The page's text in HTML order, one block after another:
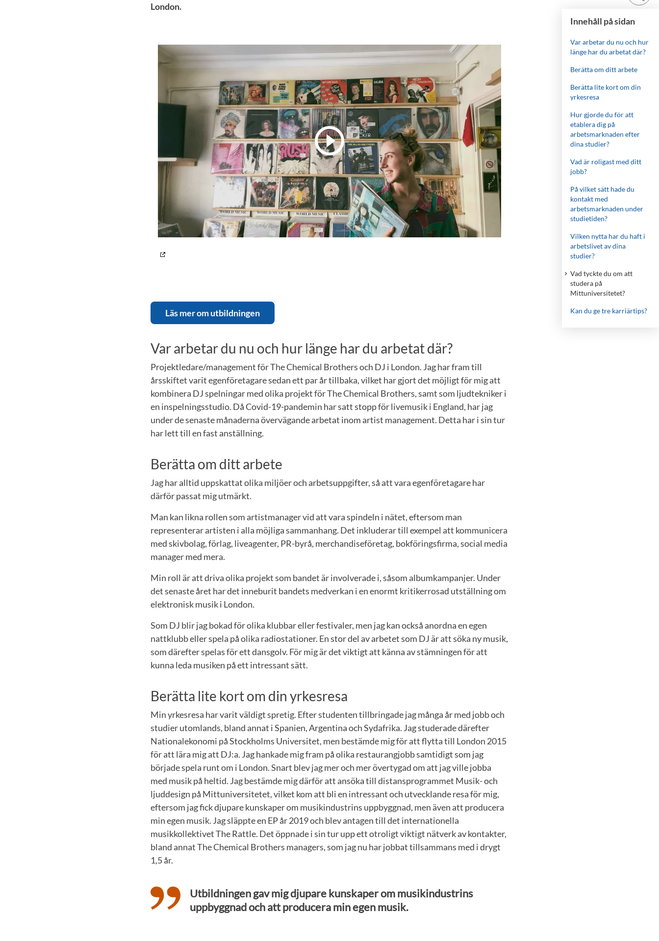
Innehåll på sidan
Var arbetar du nu och hur
länge har du arbetat där?
Berätta om ditt arbete
Berätta lite kort om din
yrkesresa
Hur gjorde du för att
etablera dig på
arbetsmarknaden efter
dina studier?
Vad är roligast med ditt
jobb?
På vilket sätt hade du
kontakt med
arbetsmarknaden under
studietiden?
Vilken nytta har du haft i
arbetslivet av dina
studier?
Vad tyckte du om att
studera på
Mittuniversitetet?
Kan du ge tre karriärtips?
London.
Läs mer om utbildningen
Var arbetar du nu och hur länge har du arbetat där?
Projektledare/management för The Chemical Brothers och DJ i London. Jag har fram till
årsskiftet varit egenföretagare sedan ett par år tillbaka, vilket har gjort det möjligt för mig att
kombinera DJ spelningar med olika projekt för The Chemical Brothers, samt som ljudtekniker i
en inspelningsstudio. Då Covid-19-pandemin har satt stopp för livemusik i England, har jag
under de senaste månaderna övervägande arbetat inom artist management. Detta har i sin tur
har lett till en fast anställning.
Berätta om ditt arbete
Jag har alltid uppskattat olika miljöer och arbetsuppgifter, så att vara egenföretagare har
därför passat mig utmärkt.
Man kan likna rollen som artistmanager vid att vara spindeln i nätet, eftersom man
representerar artisten i alla möjliga sammanhang. Det inkluderar till exempel att kommunicera
med skivbolag, förlag, liveagenter, PR-byrå, merchandiseföretag, bokföringsfirma, social media
manager med mera.
Min roll är att driva olika projekt som bandet är involverade i, såsom albumkampanjer. Under
det senaste året har det inneburit bandets medverkan i en enormt kritikerrosad utställning om
elektronisk musik i London.
Som DJ blir jag bokad för olika klubbar eller festivaler, men jag kan också anordna en egen
nattklubb eller spela på olika radiostationer. En stor del av arbetet som DJ är att söka ny musik,
som därefter spelas för ett dansgolv. För mig är det viktigt att känna av stämningen för att
kunna leda musiken på ett intressant sätt.
Berätta lite kort om din yrkesresa
Min yrkesresa har varit väldigt spretig. Efter studenten tillbringade jag många år med jobb och
studier utomlands, bland annat i Spanien, Argentina och Sydafrika. Jag studerade därefter
Nationalekonomi på Stockholms Universitet, men bestämde mig för att flytta till London 2015
för att lära mig att DJ:a. Jag hankade mig fram på olika restaurangjobb samtidigt som jag
började spela runt om i London. Snart blev jag mer och mer övertygad om att jag ville jobba
med musik på heltid. Jag bestämde mig därför att ansöka till distansprogrammet Musik- och
ljuddesign på Mittuniversitetet, vilket kom att bli en intressant och utvecklande resa för mig,
eftersom jag fick djupare kunskaper om musikindustrins uppbyggnad, men även att producera
min egen musik. Jag släppte en EP år 2019 och blev antagen till det internationella
musikkollektivet The Rattle. Det öppnade i sin tur upp ett otroligt viktigt nätverk av kontakter,
bland annat The Chemical Brothers managers, som jag nu har jobbat tillsammans med i drygt
1,5 år.
Utbildningen gav mig djupare kunskaper om musikindustrins
uppbyggnad och att producera min egen musik.